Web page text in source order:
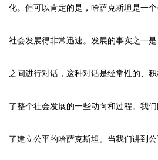
化。但可以肯定的是，哈萨克斯坦是一
社会发展得非常迅速。发展的事实之一
之间进行对话，这种对话是经常性的、
了整个社会发展的一些动向和过程。我
了建立公平的哈萨克斯坦。当我们讲到